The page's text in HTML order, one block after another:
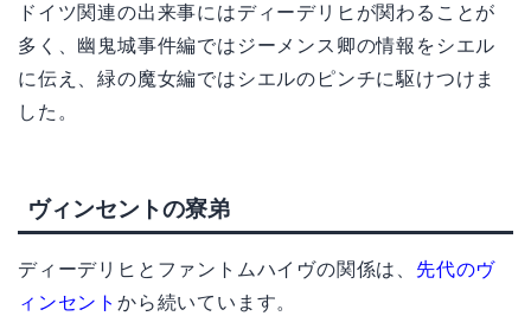
ドイツ関連の出来事にはディーデリヒが関わることが
多く、幽鬼城事件編ではジーメンス卿の情報をシエル
に伝え、緑の魔女編ではシエルのピンチに駆けつけま
した。
ヴィンセントの寮弟
ディーデリヒとファントムハイヴの関係は、 先代のヴ
ィンセント から続いています。